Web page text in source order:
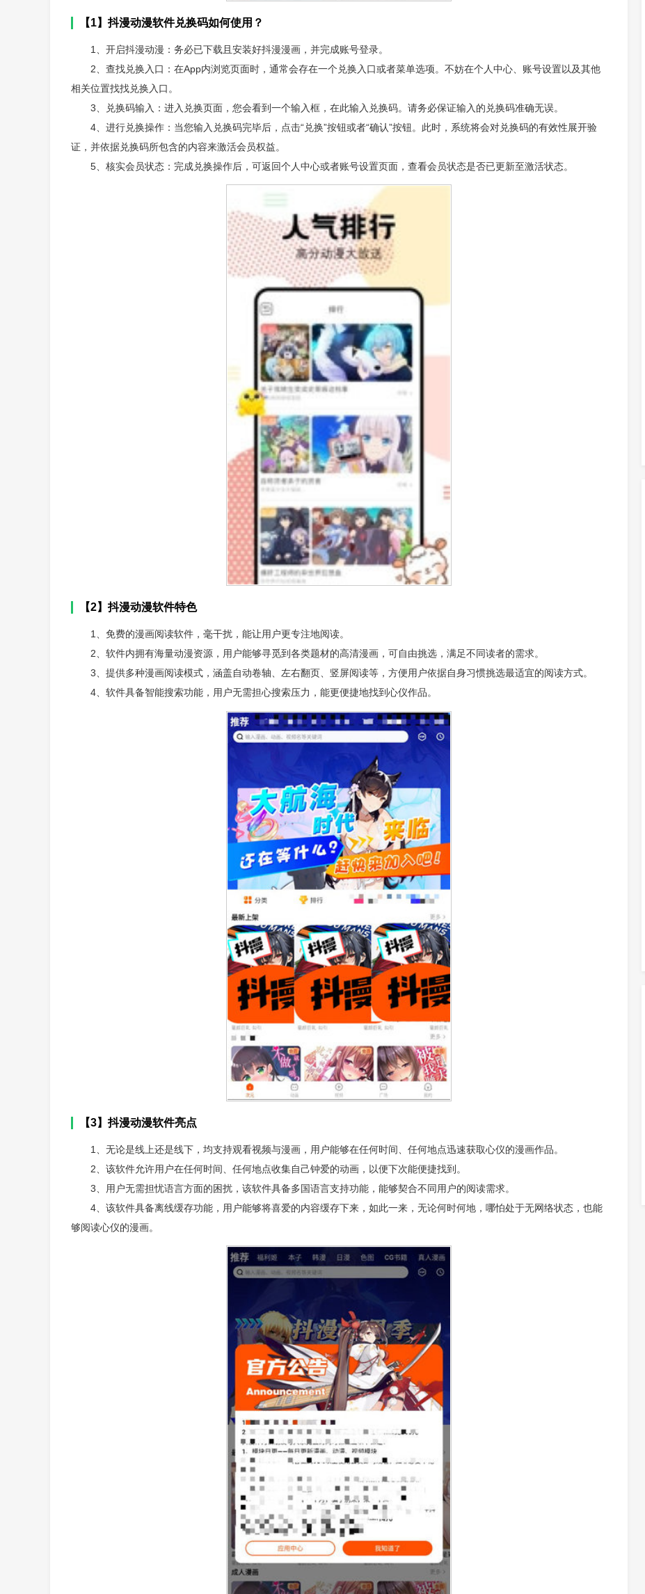
【1】抖漫动漫软件兑换码如何使用？
1、开启抖漫动漫：务必已下载且安装好抖漫漫画，并完成账号登录。
2、查找兑换入口：在App内浏览页面时，通常会存在一个兑换入口或者菜单选项。不妨在个人中心、账号设置以及其他
相关位置找找兑换入口。
3、兑换码输入：进入兑换页面，您会看到一个输入框，在此输入兑换码。请务必保证输入的兑换码准确无误。
4、进行兑换操作：当您输入兑换码完毕后，点击“兑换”按钮或者“确认”按钮。此时，系统将会对兑换码的有效性展开验
证，并依据兑换码所包含的内容来激活会员权益。
5、核实会员状态：完成兑换操作后，可返回个人中心或者账号设置页面，查看会员状态是否已更新至激活状态。
【2】抖漫动漫软件特色
1、免费的漫画阅读软件，毫干扰，能让用户更专注地阅读。
2、软件内拥有海量动漫资源，用户能够寻觅到各类题材的高清漫画，可自由挑选，满足不同读者的需求。
3、提供多种漫画阅读模式，涵盖自动卷轴、左右翻页、竖屏阅读等，方便用户依据自身习惯挑选最适宜的阅读方式。
4、软件具备智能搜索功能，用户无需担心搜索压力，能更便捷地找到心仪作品。
【3】抖漫动漫软件亮点
1、无论是线上还是线下，均支持观看视频与漫画，用户能够在任何时间、任何地点迅速获取心仪的漫画作品。
2、该软件允许用户在任何时间、任何地点收集自己钟爱的动画，以便下次能便捷找到。
3、用户无需担忧语言方面的困扰，该软件具备多国语言支持功能，能够契合不同用户的阅读需求。
4、该软件具备离线缓存功能，用户能够将喜爱的内容缓存下来，如此一来，无论何时何地，哪怕处于无网络状态，也能
够阅读心仪的漫画。